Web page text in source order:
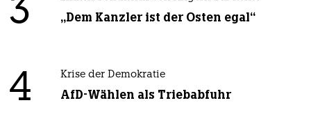
3 „Dem Kanzler ist der Osten egal“
4 Krise der Demokratie
AfD-Wählen als Triebabfuhr